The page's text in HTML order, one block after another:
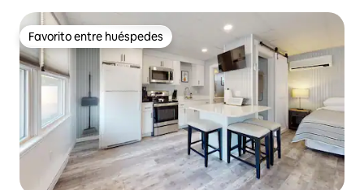
Favorito entre huéspedes
Favorito entre huéspedes